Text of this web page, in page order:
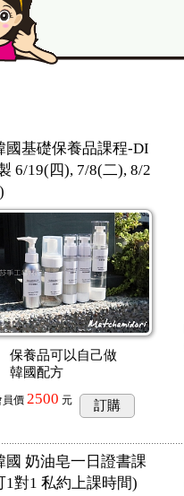
國基礎保養品課程-DI
6/19(四), 7/8(二), 8/2
保養品可以自己做
韓國配方
員價 2500 元 訂購
國 奶油皂一日證書課
1對1 私約上課時間)